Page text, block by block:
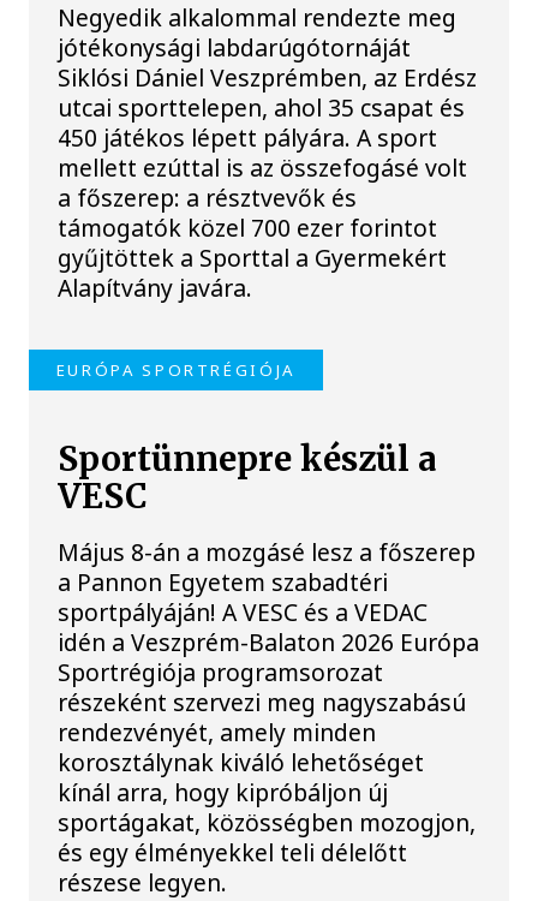
Negyedik alkalommal rendezte meg
jótékonysági labdarúgótornáját
Siklósi Dániel Veszprémben, az Erdész
utcai sporttelepen, ahol 35 csapat és
450 játékos lépett pályára. A sport
mellett ezúttal is az összefogásé volt
a főszerep: a résztvevők és
támogatók közel 700 ezer forintot
gyűjtöttek a Sporttal a Gyermekért
Alapítvány javára.
EURÓPA SPORTRÉGIÓJA
Sportünnepre készül a
VESC
Május 8-án a mozgásé lesz a főszerep
a Pannon Egyetem szabadtéri
sportpályáján! A VESC és a VEDAC
idén a Veszprém-Balaton 2026 Európa
Sportrégiója programsorozat
részeként szervezi meg nagyszabású
rendezvényét, amely minden
korosztálynak kiváló lehetőséget
kínál arra, hogy kipróbáljon új
sportágakat, közösségben mozogjon,
és egy élményekkel teli délelőtt
részese legyen.